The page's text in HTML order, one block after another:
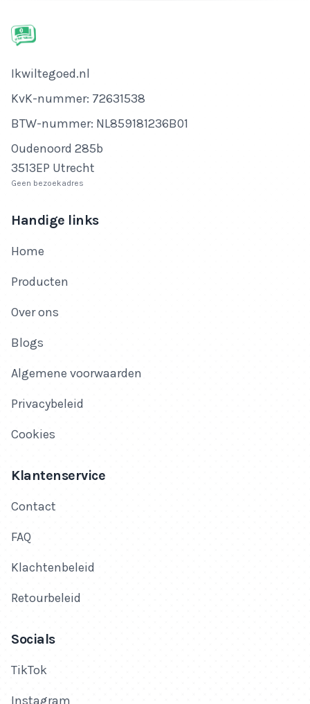
Bedrijfsnaam
Ikwiltegoed.nl
KvK-nummer
KvK-nummer: 72631538
BTW-nummer
BTW-nummer: NL859181236B01
Adres
Oudenoord 285b
3513EP Utrecht
Geen bezoekadres
Handige links
Home
Producten
Over ons
Blogs
Algemene voorwaarden
Privacybeleid
Cookies
Klantenservice
Contact
FAQ
Klachtenbeleid
Retourbeleid
Socials
TikTok
Instagram